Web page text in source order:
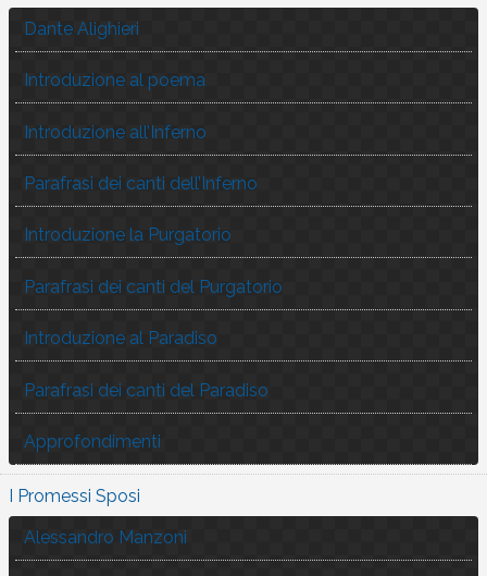
Dante Alighieri
Introduzione al poema
Introduzione all’Inferno
Parafrasi dei canti dell’Inferno
Introduzione la Purgatorio
Parafrasi dei canti del Purgatorio
Introduzione al Paradiso
Parafrasi dei canti del Paradiso
Approfondimenti
I Promessi Sposi
Alessandro Manzoni